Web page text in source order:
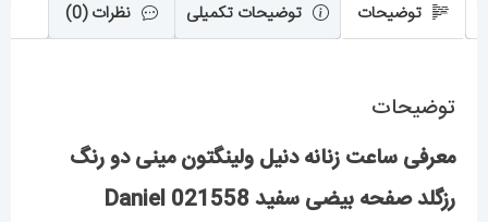
021558
Daniel
Ophelia
توضیحات توضیحات تکمیلی نظرات (0)
توضیحات
معرفی ساعت زنانه دنیل ولینگتون مینی دو رنگ
رزگلد صفحه بیضی سفید 021558 Daniel